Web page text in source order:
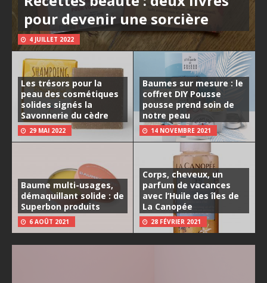
pour devenir une sorcière
4 JUILLET 2022
Les trésors pour la
peau des cosmétiques
solides signés la
Savonnerie du cèdre
29 MAI 2022
Baumes sur mesure : le
coffret DIY Pousse
pousse prend soin de
notre peau
14 NOVEMBRE 2021
Baume multi-usages,
démaquillant solide : de
Superbon produits
6 AOÛT 2021
Corps, cheveux, un
parfum de vacances
avec l’Huile des îles de
La Canopée
28 FÉVRIER 2021